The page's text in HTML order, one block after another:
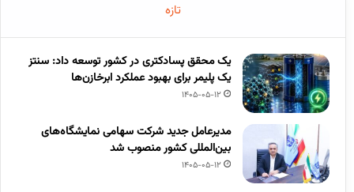
تازه
یک محقق پسادکتری در کشور توسعه داد: سنتز
یک پلیمر برای بهبود عملکرد ابرخازن‌ها
1405-05-12
مدیرعامل جدید شرکت سهامی نمایشگاه‌های
بین‌المللی کشور منصوب شد
1405-05-12